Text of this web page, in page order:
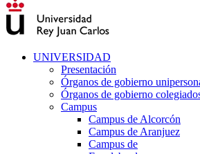
UNIVERSIDAD
Presentación
Órganos de gobierno
Órganos de gobierno
Campus
Campus de Alcorcón
Campus de Aranjuez
Campus de